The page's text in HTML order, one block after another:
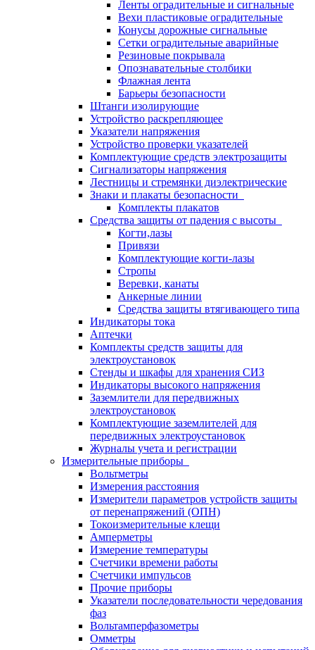
Ленты оградительные и сигнальные
Вехи пластиковые оградительные
Конусы дорожные сигнальные
Сетки оградительные аварийные
Резиновые покрывала
Опознавательные столбики
Флажная лента
Барьеры безопасности
Штанги изолирующие
Устройство раскрепляющее
Указатели напряжения
Устройство проверки указателей
Комплектующие средств электрозащиты
Сигнализаторы напряжения
Лестницы и стремянки диэлектрические
Знаки и плакаты безопасности
Комплекты плакатов
Средства защиты от падения с высоты
Когти,лазы
Привязи
Комплектующие когти-лазы
Стропы
Веревки, канаты
Анкерные линии
Средства защиты втягивающего типа
Индикаторы тока
Аптечки
Комплекты средств защиты для
электроустановок
Стенды и шкафы для хранения СИЗ
Индикаторы высокого напряжения
Заземлители для передвижных
электроустановок
Комплектующие заземлителей для
передвижных электроустановок
Журналы учета и регистрации
Измерительные приборы
Вольтметры
Измерения расстояния
Измерители параметров устройств защиты
от перенапряжений (ОПН)
Токоизмерительные клещи
Амперметры
Измерение температуры
Счетчики времени работы
Счетчики импульсов
Прочие приборы
Указатели последовательности чередования
фаз
Вольтамперфазометры
Омметры